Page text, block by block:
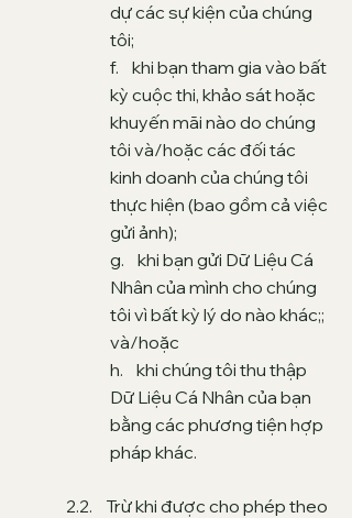
dự các sự kiện của chúng
tôi;
f. khi bạn tham gia vào bất
kỳ cuộc thi, khảo sát hoặc
khuyến mãi nào do chúng
tôi và/hoặc các đối tác
kinh doanh của chúng tôi
thực hiện (bao gồm cả việc
gửi ảnh);
g. khi bạn gửi Dữ Liệu Cá
Nhân của mình cho chúng
tôi vì bất kỳ lý do nào khác;;
và/hoặc
h. khi chúng tôi thu thập
Dữ Liệu Cá Nhân của bạn
bằng các phương tiện hợp
pháp khác.
2.2. Trừ khi được cho phép theo